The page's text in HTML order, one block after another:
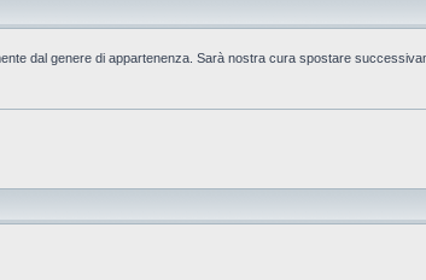
dal genere di appartenenza. Sarà nostra cura spostare